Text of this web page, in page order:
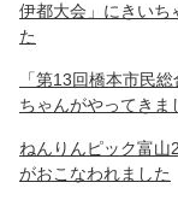
伊都大会」にきいち
た
「第13回橋本市民
ちゃんがやってきま
ねんりんピック富山
がおこなわれました